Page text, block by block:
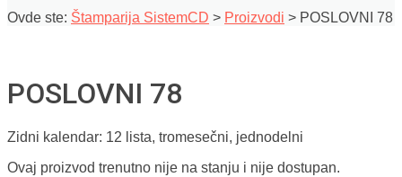
Ovde ste: Štamparija SistemCD > Proizvodi > POSLOVNI 78
POSLOVNI 78
Zidni kalendar: 12 lista, tromesečni, jednodelni
Ovaj proizvod trenutno nije na stanju i nije dostupan.